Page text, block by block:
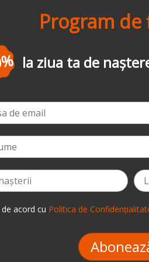
Program
-3% la prima
acord cu Politica de